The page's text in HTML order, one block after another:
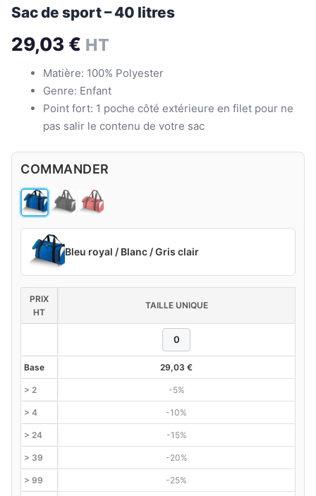
Sac de sport – 40 litres
29,03 € HT
Matière: 100% Polyester
Genre: Enfant
Point fort: 1 poche côté extérieure en filet pour ne
pas salir le contenu de votre sac
COMMANDER
Bleu royal / Blanc / Gris clair
PRIX
HT
TAILLE UNIQUE
Base 29,03 €
> 2 -5%
> 4 -10%
> 24 -15%
> 39 -20%
> 99 -25%